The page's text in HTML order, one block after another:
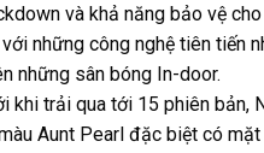
và khả năng bảo vệ
những công nghệ tiên tiến
những sân bóng In-door.
khi trải qua tới 15 phiên
Aunt Pearl đặc biệt có